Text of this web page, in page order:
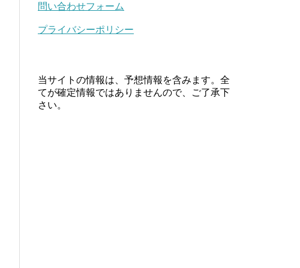
問い合わせフォーム
プライバシーポリシー
当サイトの情報は、予想情報を含みます。全
てが確定情報ではありませんので、ご了承下
さい。